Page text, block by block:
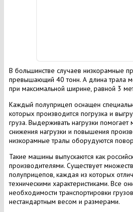
В большинстве случаев низкорамные
превышающий 40 тонн. А длина трала
при максимальной ширине, равной 3
Каждый полуприцеп оснащен
которых производится погрузка и
груза. Выдерживать нагрузки
снижения нагрузки и повышения
низкорамные тралы оборудуются
Такие машины выпускаются как
производителями. Существует
полуприцепов, каждая из которых
техническими характеристиками. Все
необходимости транспортировки
нестандартным весом и размерами.